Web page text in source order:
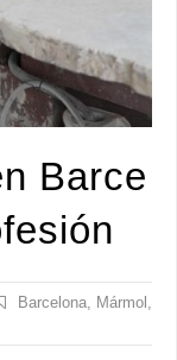
Barce
Barcelona Mármol